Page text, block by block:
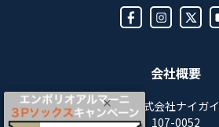
会社概要
株式会社ナイガイ
107-0052